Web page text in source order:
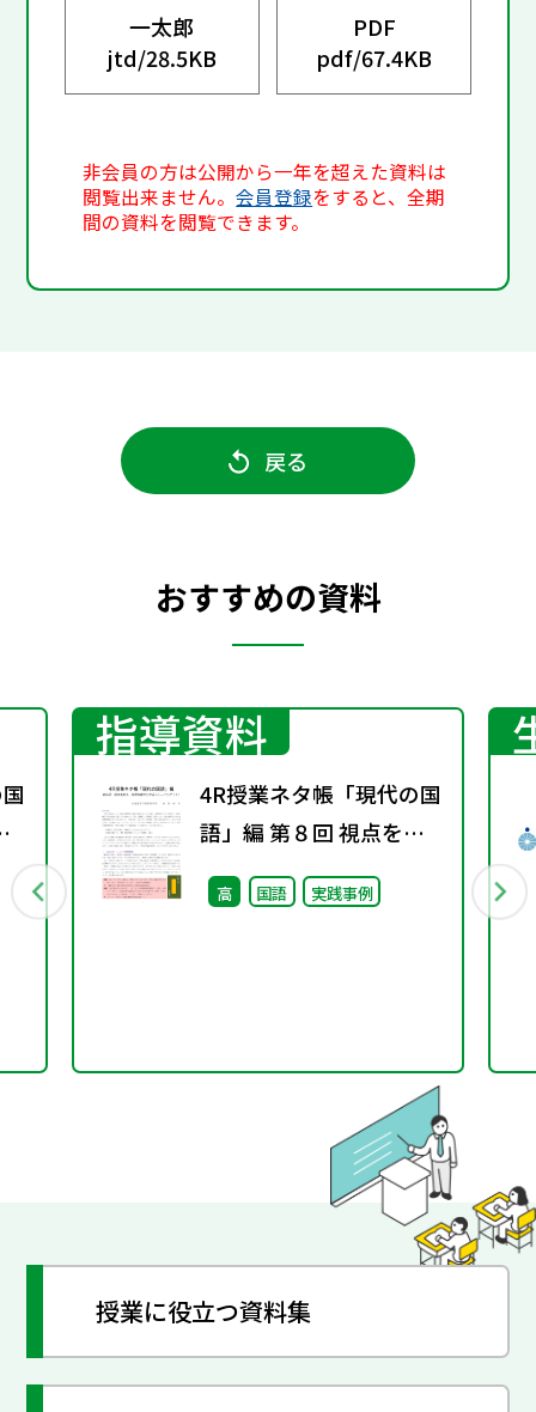
一太郎
jtd/28.5KB
PDF
pdf/67.4KB
非会員の方は公開から一年を超えた資料は
閲覧出来ません。会員登録をすると、全期
間の資料を閲覧できます。
戻る
おすすめの資料
指導資料
4R授業ネタ帳「現代の国
語」編 第８回 視点を変
え、発想を豊かにするト
レーニング（１）
高 国語 実践事例
授業に役立つ資料集